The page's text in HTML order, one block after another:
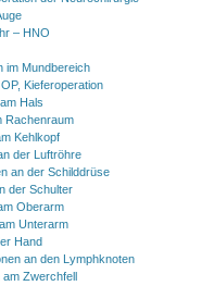
– HNO
im Mundbereich
Kieferoperation
Hals
Rachenraum
Kehlkopf
der Luftröhre
an der Schilddrüse
der Schulter
Oberarm
Unterarm
Hand
an den Lymphknoten
Zwerchfell